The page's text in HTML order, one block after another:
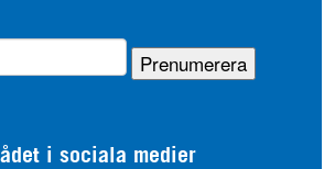
i sociala medier